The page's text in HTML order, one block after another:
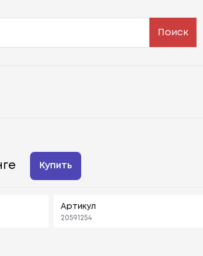
Поиск
Купить
Артикул
20591254